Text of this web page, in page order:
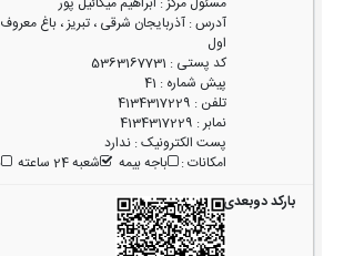
آدرس:آذربایجان شرقی ، تبریز ، باغ معروف
اول
کد پستی :
5363167731
پیش شماره :
41
تلفن :
4134317229
نمابر:
4134317229
پست الکترونیک:ندارد
امکانات: باجه بیمه شعبه 24 ساعته